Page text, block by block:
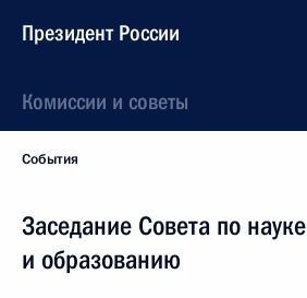
Президент России
Комиссии и советы
События
Заседание Совета по науке
и образованию